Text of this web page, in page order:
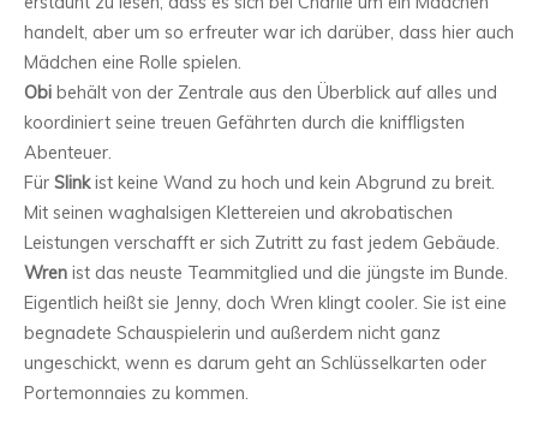
handelt, aber um so erfreuter war ich darüber, dass hier auch
Mädchen eine Rolle spielen.
Obi behält von der Zentrale aus den Überblick auf alles und
koordiniert seine treuen Gefährten durch die kniffligsten
Abenteuer.
Für Slinkist keine Wand zu hoch und kein Abgrund zu breit.
Mit seinen waghalsigen Klettereien und akrobatischen
Leistungen verschafft er sich Zutritt zu fast jedem Gebäude.
Wren ist das neuste Teammitglied und die jüngste im Bunde.
Eigentlich heißt sie Jenny, doch Wren klingt cooler. Sie ist eine
begnadete Schauspielerin und außerdem nicht ganz
ungeschickt, wenn es darum geht an Schlüsselkarten oder
Portemonnaies zu kommen.